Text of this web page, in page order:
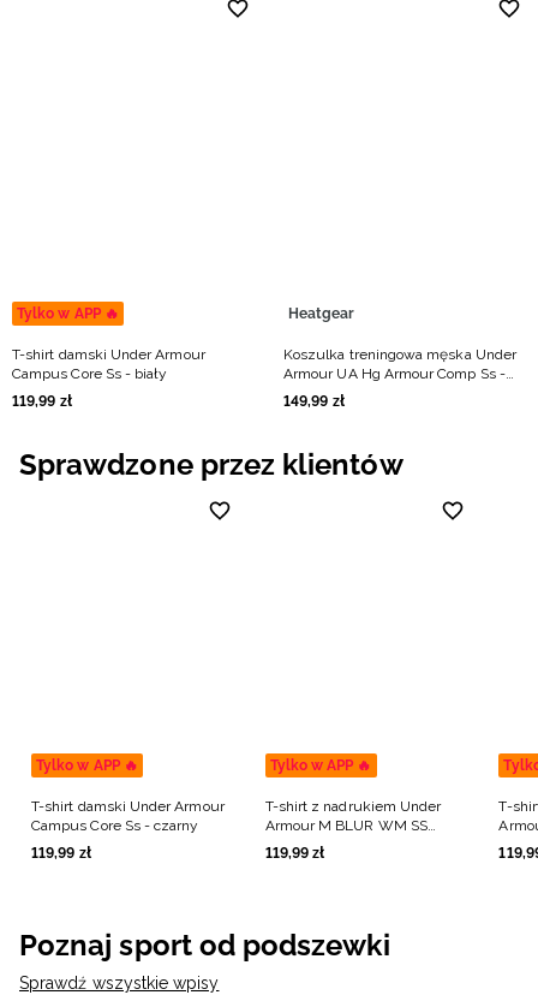
Tylko w APP 🔥
T-shirt damski Under Armour
Campus Core Ss - biały
119,99 zł
Heatgear
Koszulka treningowa męska Under
Armour UA Hg Armour Comp Ss -
oliwkowa/khaki
149,99 zł
Sprawdzone przez klientów
Tylko w APP 🔥
T-shirt damski Under Armour
Campus Core Ss - czarny
119,99 zł
Tylko w APP 🔥
T-shirt z nadrukiem Under
Armour M BLUR WM SS
męski - zielony
119,99 zł
T-
119,
Poznaj sport od podszewki
Sprawdź wszystkie wpisy